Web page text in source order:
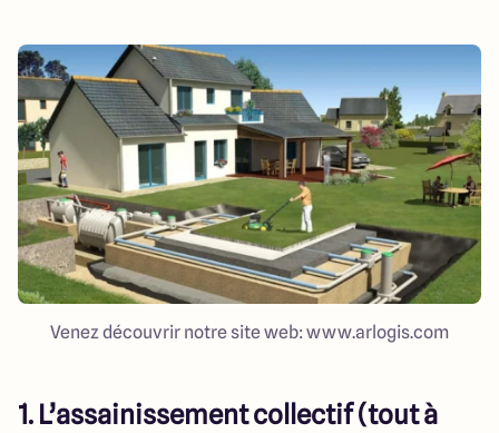
Venez découvrir notre site web: www.arlogis.com
1. L’assainissement collectif (tout à